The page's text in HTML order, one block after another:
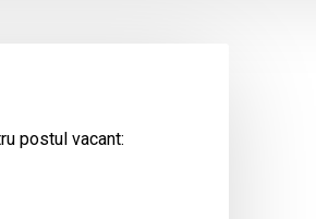
postul vacant: